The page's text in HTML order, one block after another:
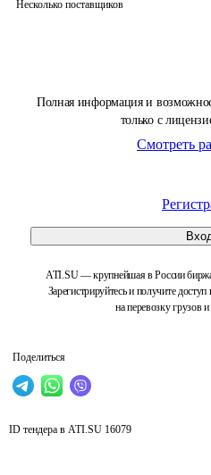
Полная информация и
только с
Смотреть
ATI.SU — крупнейшая в России
Зарегистрируйтесь и получите
на перевозку грузов
Поделиться
Несколько поставщиков
ID тендера в ATI.SU 16079